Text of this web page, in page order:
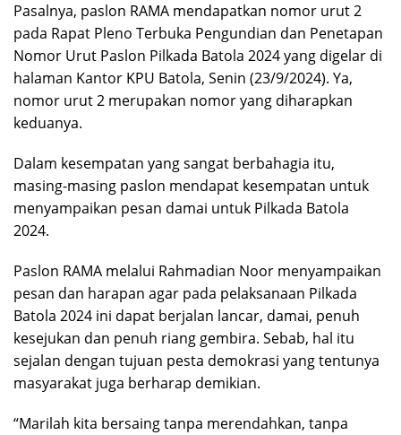
Pasalnya, paslon RAMA mendapatkan nomor urut 2
pada Rapat Pleno Terbuka Pengundian dan Penetapan
Nomor Urut Paslon Pilkada Batola 2024 yang digelar di
halaman Kantor KPU Batola, Senin (23/9/2024). Ya,
nomor urut 2 merupakan nomor yang diharapkan
keduanya.
Dalam kesempatan yang sangat berbahagia itu,
masing-masing paslon mendapat kesempatan untuk
menyampaikan pesan damai untuk Pilkada Batola
2024.
Paslon RAMA melalui Rahmadian Noor menyampaikan
pesan dan harapan agar pada pelaksanaan Pilkada
Batola 2024 ini dapat berjalan lancar, damai, penuh
kesejukan dan penuh riang gembira. Sebab, hal itu
sejalan dengan tujuan pesta demokrasi yang tentunya
masyarakat juga berharap demikian.
“Marilah kita bersaing tanpa merendahkan, tanpa